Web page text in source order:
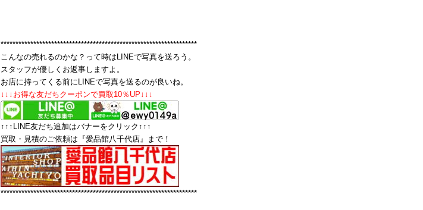
******************************************************************
こんなの売れるのかな？って時はLINEで写真を送ろう。
スタッフが優しくお返事しますよ。
お店に持ってくる前にLINEで写真を送るのが良いね。
↓↓↓お得な友だちクーポンで買取10％UP↓↓↓
↑↑↑LINE友だち追加はバナーをクリック↑↑↑
買取・見積のご依頼は『愛品館八千代店』まで！
******************************************************************